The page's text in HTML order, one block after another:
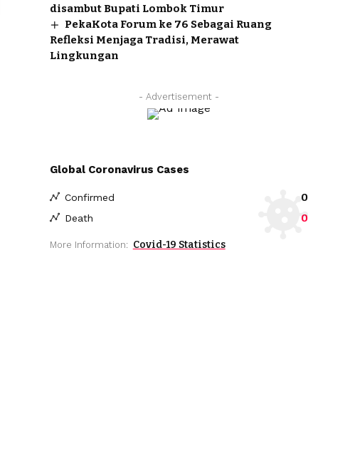
disambut Bupati Lombok Timur
PekaKota Forum ke 76 Sebagai Ruang
Refleksi Menjaga Tradisi, Merawat
Lingkungan
- Advertisement -
Global Coronavirus Cases
Confirmed 0
Death 0
More Information: Covid-19 Statistics